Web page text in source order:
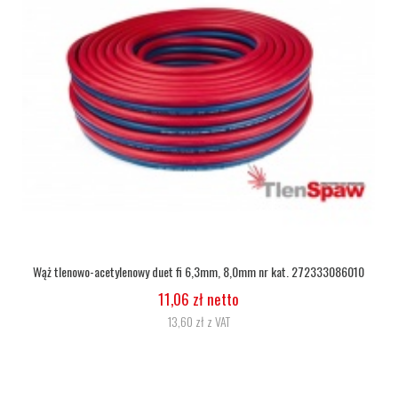
Wąż tlenowo-acetylenowy duet fi 6,3mm, 8,0mm nr kat. 272333086010
11,06 zł netto
13,60 zł z VAT